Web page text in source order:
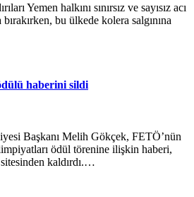
Yemen halkını sınırsız ve sayısız acı
bırakırken, bu ülkede kolera salgınına
haberini sildi
Başkanı Melih Gökçek, FETÖ’nün
ödül törenine ilişkin haberi,
kaldırdı.…